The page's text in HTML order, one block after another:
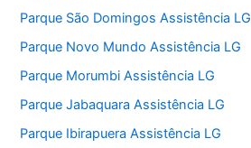
Parque São Domingos Assistência LG
Parque Novo Mundo Assistência LG
Parque Morumbi Assistência LG
Parque Jabaquara Assistência LG
Parque Ibirapuera Assistência LG